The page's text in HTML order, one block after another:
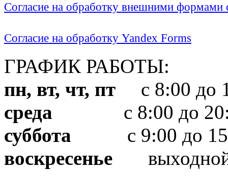
Согласие на обработку внешними формами
Согласие на обработку Yandex Forms
ГРАФИК РАБОТЫ:
пн, вт, чт, пт с 8:00 до
среда с 8:00 до
суббота с 9:00 до
воскресенье